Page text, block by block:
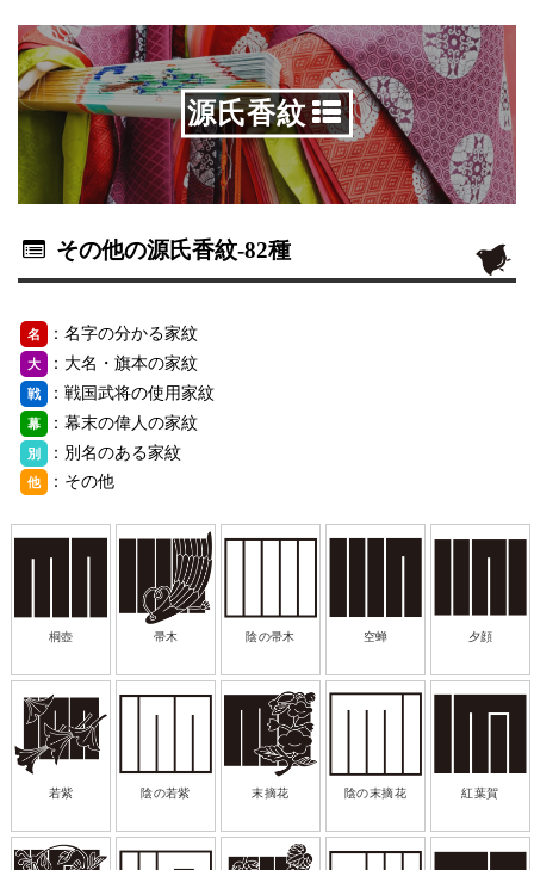
源氏香紋
その他の源氏香紋-82種
名 ：名字の分かる家紋
大 ：大名・旗本の家紋
戦 ：戦国武将の使用家紋
幕 ：幕末の偉人の家紋
別 ：別名のある家紋
他 ：その他
桐壺 帚木 陰の帚木 空蝉 夕顔
若紫 陰の若紫 末摘花 陰の末摘花 紅葉賀